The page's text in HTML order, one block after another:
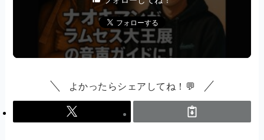
よかったらシェアしてね！💬